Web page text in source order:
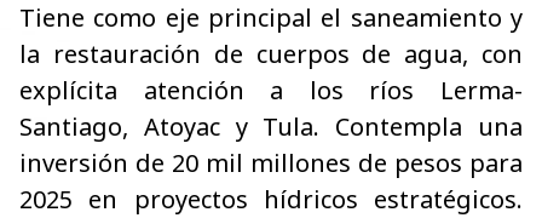
Tiene como eje principal el saneamiento y
la restauración de cuerpos de agua, con
explícita atención a los ríos Lerma-
Santiago, Atoyac y Tula. Contempla una
inversión de 20 mil millones de pesos para
2025 en proyectos hídricos estratégicos.